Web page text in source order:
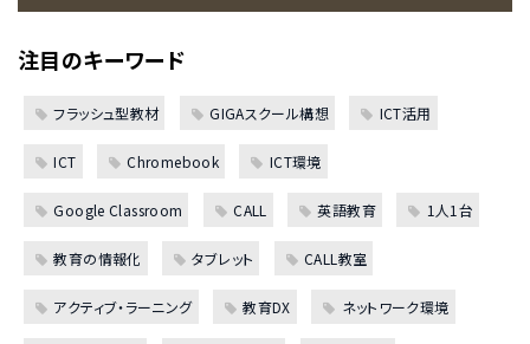
注目のキーワード
フラッシュ型教材 GIGAスクール構想 ICT活用
ICT Chromebook ICT環境
Google Classroom CALL 英語教育 1人1台
教育の情報化 タブレット CALL教室
アクティブ・ラーニング 教育DX ネットワーク環境